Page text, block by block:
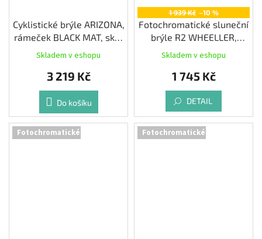
Cyklistické brýle ARIZONA,
rámeček BLACK MAT, skla
PHOTO PLUS RED CAT 1-3
Skladem v eshopu
3 219 Kč
Do košíku
1 939 Kč –10 %
Fotochromatické sluneční
brýle R2 WHEELLER,
pink/black
Skladem v eshopu
1 745 Kč
DETAIL
Fotochromatické Fotochromatické